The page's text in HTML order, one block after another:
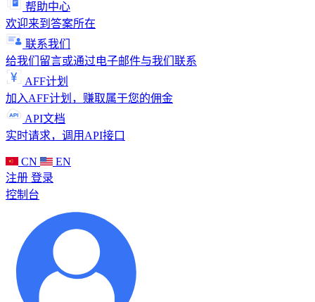
帮助中心
欢迎来到答案所在
联系我们
给我们留言或通过电子邮件与我们联系
AFF计划
加入AFF计划，赚取属于您的佣金
API文档
实时请求，调用API接口
CN
EN
注册 登录
控制台